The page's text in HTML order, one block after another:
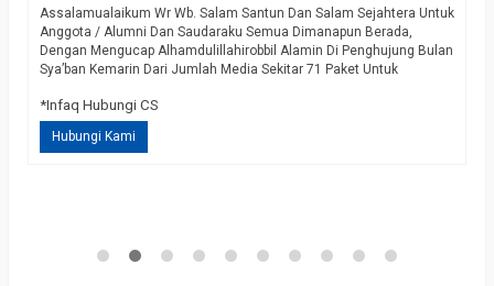
Assalamualaikum Wr Wb. Salam Santun Dan Salam Sejahtera Untuk
Anggota / Alumni Dan Saudaraku Semua Dimanapun Berada,
Dengan Mengucap Alhamdulillahirobbil Alamin Di Penghujung Bulan
Sya’ban Kemarin Dari Jumlah Media Sekitar 71 Paket Untuk
Banyak Yang Menanyakan Kemarin Kami Sudah Menyelesaikan
Lagi Media Penitisanya Sekitar 71 Paket…
*Infaq Hubungi CS
Hubungi Kami